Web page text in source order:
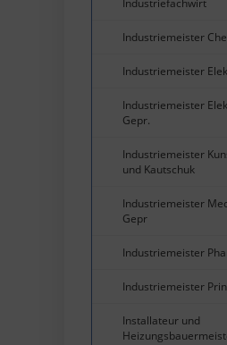
Industriefachwirt
Industriemeister
Industriemeister
Industriemeister
Gepr.
Industriemeister
und Kautschuk
Industriemeister
Gepr
Industriemeister
Industriemeister
Installateur und